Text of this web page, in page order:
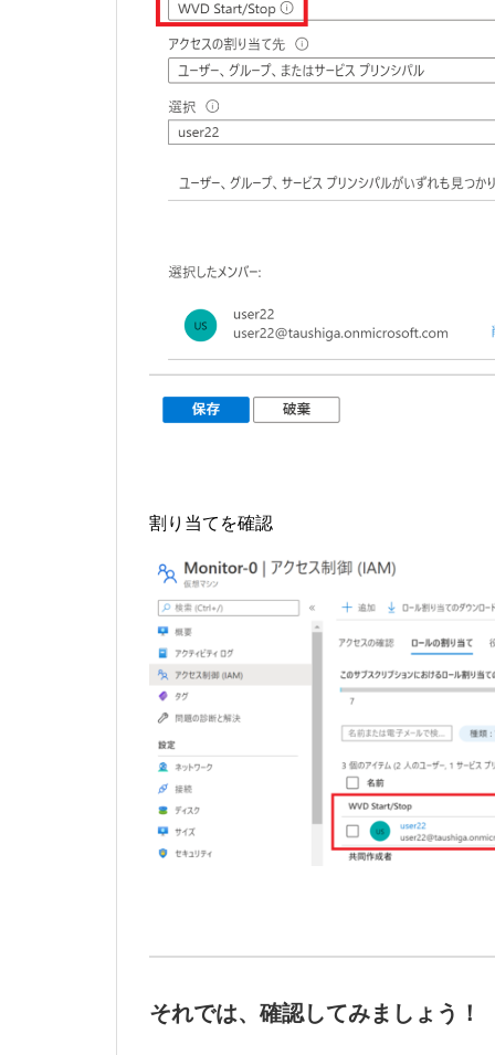
割り当てを確認
それでは、確認してみましょう！